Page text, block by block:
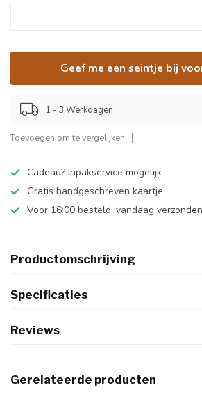
Geef me een seintje bij
1 - 3 Werkdagen
Toevoegen om te vergelijken
Cadeau? Inpakservice mogelijk
Gratis handgeschreven kaartje
Voor 16:00 besteld, vandaag verzonden
Productomschrijving
Specificaties
Reviews
Gerelateerde producten